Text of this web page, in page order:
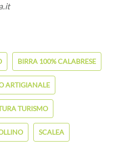
BIRRA 100% CALABRESE
ARTIGIANALE
TURISMO
SCALEA